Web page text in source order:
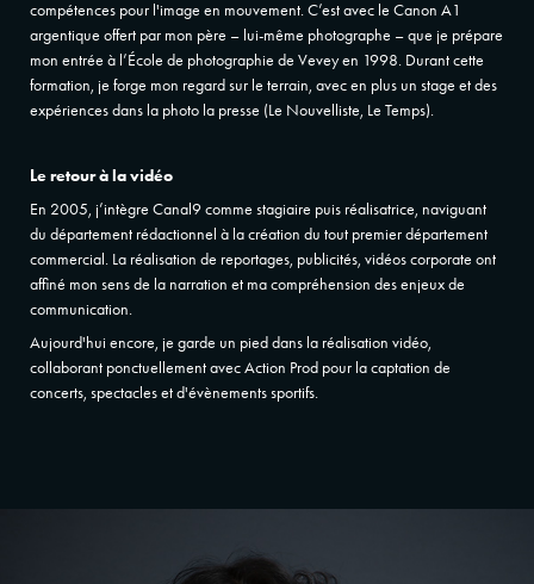
compétences pour l'image en mouvement. C’est avec le Canon A1
argentique offert par mon père – lui-même photographe – que je prépare
mon entrée à l’École de photographie de Vevey en 1998. Durant cette
formation, je forge mon regard sur le terrain, avec en plus un stage et des
expériences dans la photo la presse (Le Nouvelliste, Le Temps).
Le retour à la vidéo
En 2005, j’intègre Canal9 comme stagiaire puis réalisatrice, naviguant
du département rédactionnel à la création du tout premier département
commercial. La réalisation de reportages, publicités, vidéos corporate ont
affiné mon sens de la narration et ma compréhension des enjeux de
communication.
Aujourd'hui encore, je garde un pied dans la réalisation vidéo,
collaborant ponctuellement avec Action Prod pour la captation de
concerts, spectacles et d'évènements sportifs.